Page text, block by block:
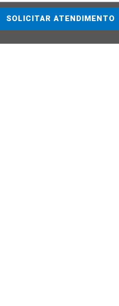
SOLICITAR ATENDIMENTO